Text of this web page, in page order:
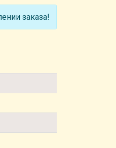
заказа!